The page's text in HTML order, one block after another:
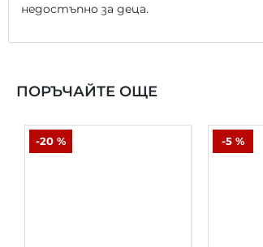
нeдocтъпнo зa дeцa.
ПОРЪЧАЙТЕ ОЩЕ
-20 % -5 %